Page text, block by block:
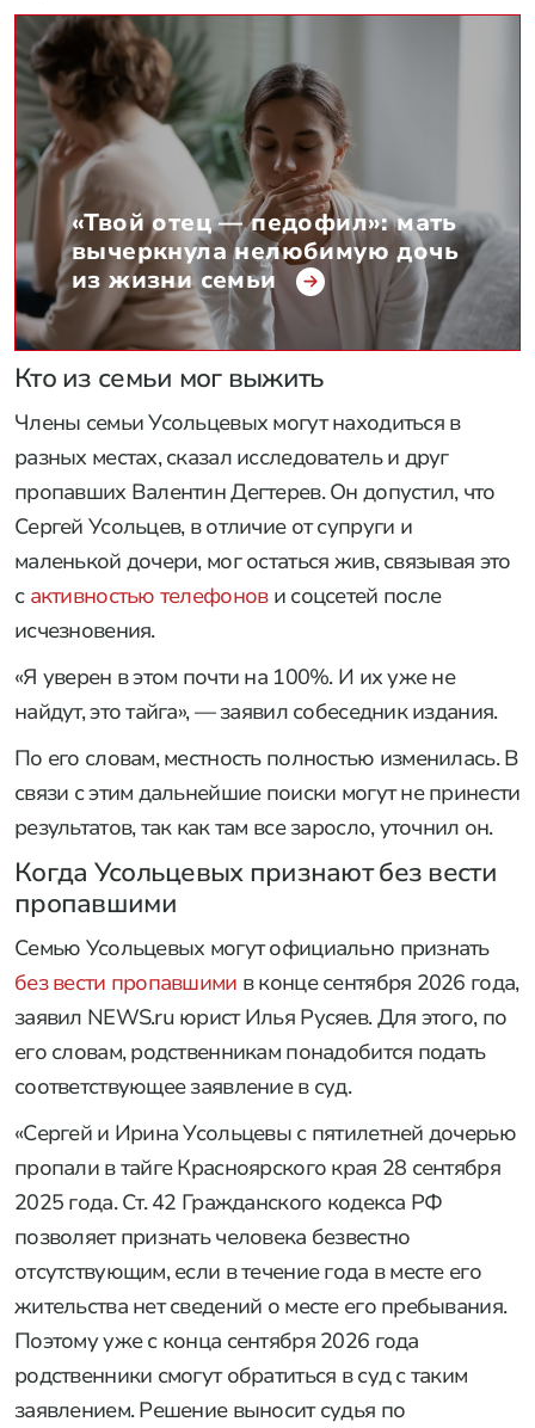
«Твой отец — педофил»: мать
вычеркнула нелюбимую дочь
из жизни семьи
Кто из семьи мог выжить
Члены семьи Усольцевых могут находиться в
разных местах, сказал исследователь и друг
пропавших Валентин Дегтерев. Он допустил, что
Сергей Усольцев, в отличие от супруги и
маленькой дочери, мог остаться жив, связывая это
с активностью телефонови соцсетей после
исчезновения.
«Я уверен в этом почти на 100%. И их уже не
найдут, это тайга», — заявил собеседник издания.
По его словам, местность полностью изменилась. В
связи с этим дальнейшие поиски могут не принести
результатов, так как там все заросло, уточнил он.
Когда Усольцевых признают без вести
пропавшими
Семью Усольцевых могут официально признать
без вести пропавшими в конце сентября 2026 года,
заявил NEWS.ru юрист Илья Русяев. Для этого, по
его словам, родственникам понадобится подать
соответствующее заявление в суд.
«Сергей и Ирина Усольцевы с пятилетней дочерью
пропали в тайге Красноярского края 28 сентября
2025 года. Ст. 42 Гражданского кодекса РФ
позволяет признать человека безвестно
отсутствующим, если в течение года в месте его
жительства нет сведений о месте его пребывания.
Поэтому уже с конца сентября 2026 года
родственники смогут обратиться в суд с таким
заявлением. Решение выносит судья по